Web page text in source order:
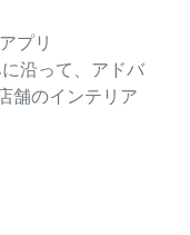
プリ
沿って、アドバ
舗のインテリア